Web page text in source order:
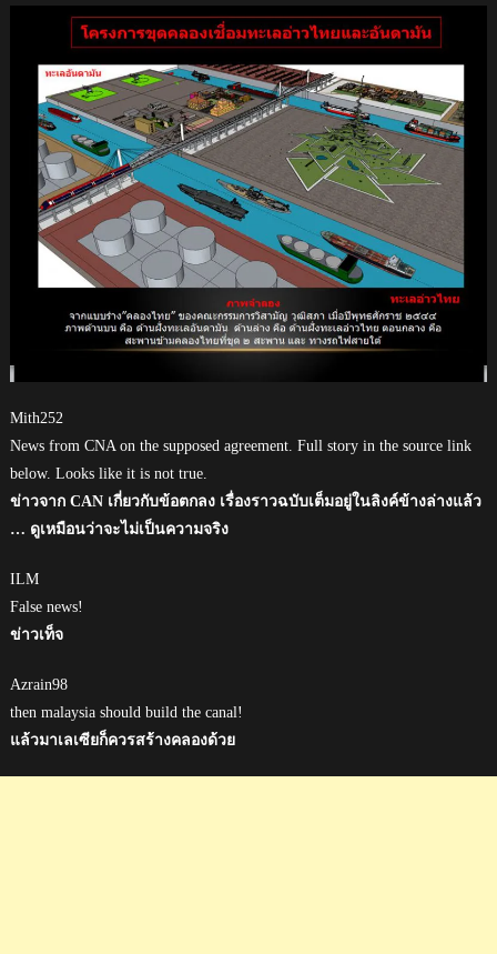
Mith252
News from CNA on the supposed agreement. Full story in the source link
below. Looks like it is not true.
ข่าวจาก CAN เกี่ยวกับข้อตกลง เรื่องราวฉบับเต็มอยู่ในลิงค์ข้างล่างแล้ว
… ดูเหมือนว่าจะไม่เป็นความจริง
ILM
False news!
ข่าวเท็จ
Azrain98
then malaysia should build the canal!
แล้วมาเลเซียก็ควรสร้างคลองด้วย